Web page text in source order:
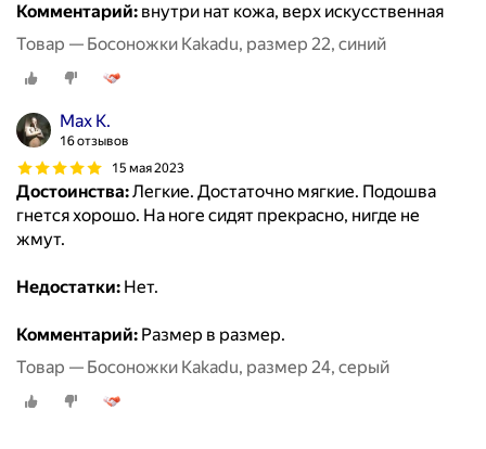
Комментарий: внутри нат кожа, верх искусственная
Товар — Босоножки Kakadu, размер 22, синий
Max K.
16 отзывов
15 мая 2023
Достоинства:Легкие. Достаточно мягкие. Подошва
гнется хорошо. На ноге сидят прекрасно, нигде не
жмут.
Недостатки: Нет.
Комментарий: Размер в размер.
Товар — Босоножки Kakadu, размер 24, серый